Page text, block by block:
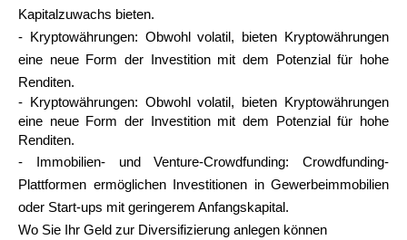
Kapitalzuwachs bieten.
- Kryptowährungen: Obwohl volatil, bieten Kryptowährungen
eine neue Form der Investition mit dem Potenzial für hohe
Renditen.
- Kryptowährungen: Obwohl volatil, bieten Kryptowährungen
eine neue Form der Investition mit dem Potenzial für hohe
Renditen.
- Immobilien- und Venture-Crowdfunding: Crowdfunding-
Plattformen ermöglichen Investitionen in Gewerbeimmobilien
oder Start-ups mit geringerem Anfangskapital.
Wo Sie Ihr Geld zur Diversifizierung anlegen können